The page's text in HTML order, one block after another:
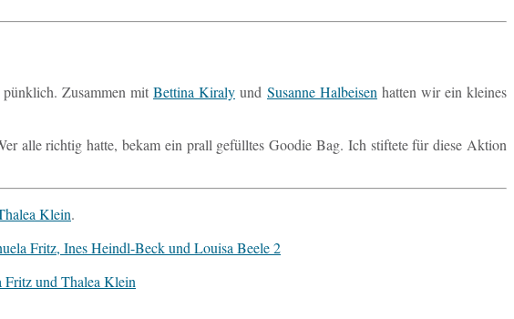
Zu­sam­men mit Bet­ti­na Kiraly und Su­san­ne Halb­ei­sen hatten wir ein klei­nes
alle rich­tig hatte, bekam ein prall ge­füll­tes Goodie Bag. Ich stif­te­te für diese Aktion
Klein.